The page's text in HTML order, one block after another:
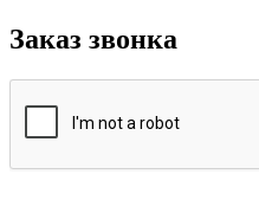
Заказ звонка